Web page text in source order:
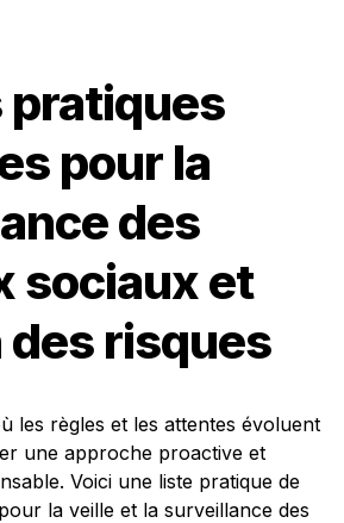
pratiques
pour la
des
sociaux et
risques
les règles et les attentes évoluent
une approche proactive et
Voici une liste pratique de
la veille et la surveillance des